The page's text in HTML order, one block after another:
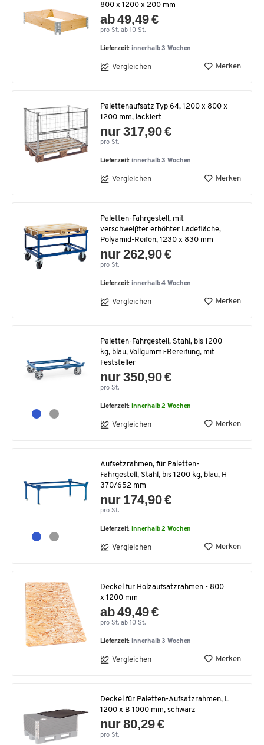
800 x 1200 x 200 mm
ab 49,49 €
pro St. ab 10 St.
Lieferzeit: innerhalb 3 Wochen
Vergleichen Merken
Palettenaufsatz Typ 64, 1200 x 800 x
1200 mm, lackiert
nur 317,90 €
pro St.
Lieferzeit: innerhalb 3 Wochen
Vergleichen Merken
Paletten-Fahrgestell, mit
verschweißter erhöhter Ladefläche,
Polyamid-Reifen, 1230 x 830 mm
nur 262,90 €
pro St.
Lieferzeit: innerhalb 4 Wochen
Vergleichen Merken
Paletten-Fahrgestell, Stahl, bis 1200
kg, blau, Vollgummi-Bereifung, mit
Feststeller
nur 350,90 €
pro St.
Lieferzeit:innerhalb 2 Wochen
Vergleichen Merken
Aufsetzrahmen, für Paletten-
Fahrgestell, Stahl, bis 1200 kg, blau, H
370/652 mm
nur 174,90 €
pro St.
Lieferzeit:innerhalb 2 Wochen
Vergleichen Merken
Deckel für Holzaufsatzrahmen - 800
x 1200 mm
ab 49,49 €
pro St. ab 10 St.
Lieferzeit: innerhalb 3 Wochen
Vergleichen Merken
Deckel für Paletten-Aufsatzrahmen, L
1200 x B 1000 mm, schwarz
nur 80,29 €
pro St.